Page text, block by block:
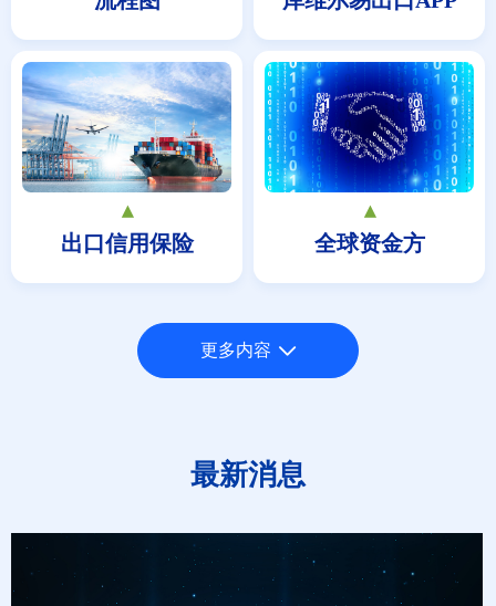
更多内容 네
▴
出口信用保险
▴
全球资金方
最新消息